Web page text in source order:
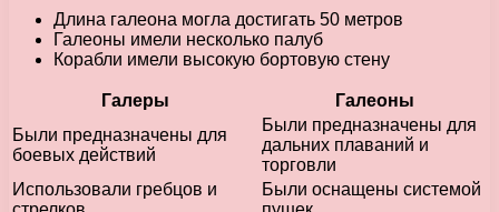
Длина галеона могла достигать 50 метров
Галеоны имели несколько палуб
Корабли имели высокую бортовую стену
Галеры
Галеоны
Были предназначены для
боевых действий
Были предназначены для
дальних плаваний и
торговли
Использовали гребцов и
Были оснащены системой